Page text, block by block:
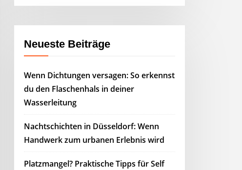
Neueste Beiträge
Wenn Dichtungen versagen: So erkennst
du den Flaschenhals in deiner
Wasserleitung
Nachtschichten in Düsseldorf: Wenn
Handwerk zum urbanen Erlebnis wird
Platzmangel? Praktische Tipps für Self